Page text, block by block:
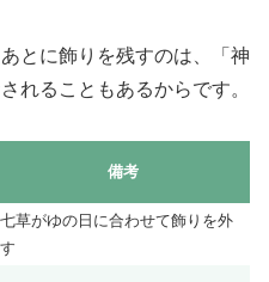
とに飾りを残すのは、「神
れることもあるからです。
備考
七草がゆの日に合わせて飾りを外
す